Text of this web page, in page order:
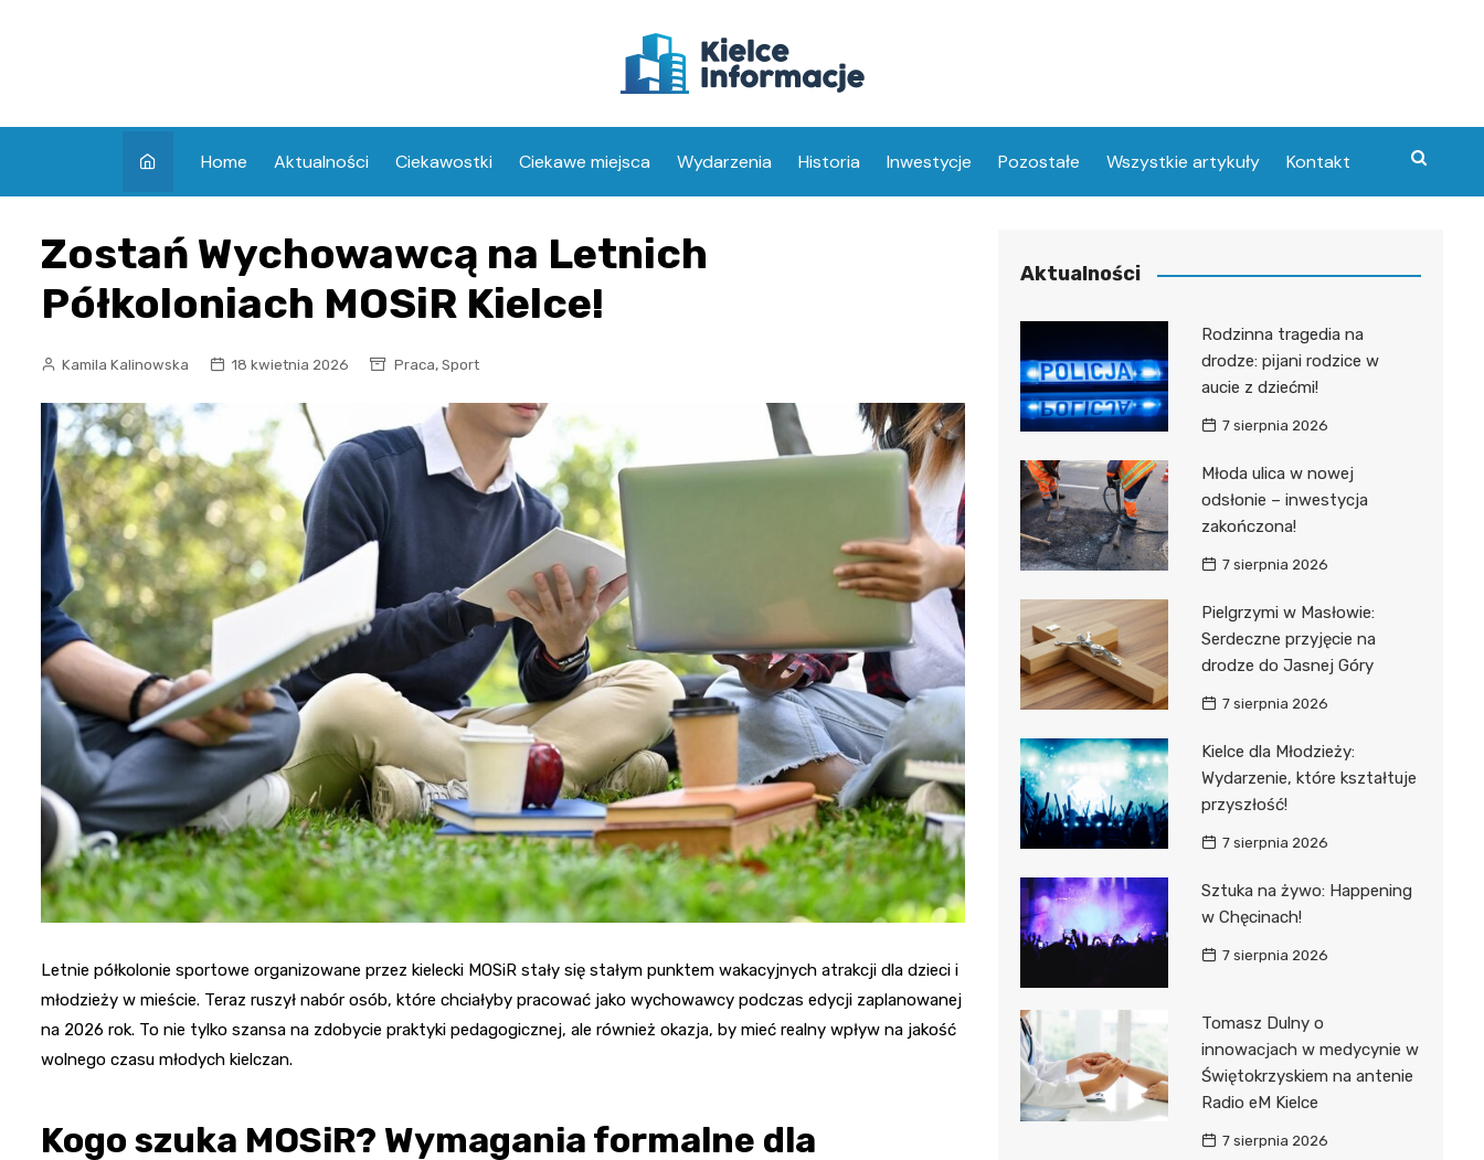
Home Aktualności Ciekawostki Ciekawe miejsca Wydarzenia Historia Inwestycje Pozostałe Wszystkie artykuły Kontakt
Zostań Wychowawcą na Letnich
Półkoloniach MOSiR Kielce!
Kamila Kalinowska 18 kwietnia 2026 Praca, Sport
Letnie półkolonie sportowe organizowane przez kielecki MOSiR stały się stałym punktem wakacyjnych atrakcji dla dzieci i
młodzieży w mieście. Teraz ruszył nabór osób, które chciałyby pracować jako wychowawcy podczas edycji zaplanowanej
na 2026 rok. To nie tylko szansa na zdobycie praktyki pedagogicznej, ale również okazja, by mieć realny wpływ na jakość
wolnego czasu młodych kielczan.
Kogo szuka MOSiR? Wymagania formalne dla
Aktualności
Rodzinna tragedia na
drodze: pijani rodzice w
aucie z dziećmi!
7 sierpnia 2026
Młoda ulica w nowej
odsłonie – inwestycja
zakończona!
7 sierpnia 2026
Pielgrzymi w Masłowie:
Serdeczne przyjęcie na
drodze do Jasnej Góry
7 sierpnia 2026
Kielce dla Młodzieży:
Wydarzenie, które kształtuje
przyszłość!
7 sierpnia 2026
Sztuka na żywo: Happening
w Chęcinach!
7 sierpnia 2026
Tomasz Dulny o
innowacjach w medycynie w
Świętokrzyskiem na antenie
Radio eM Kielce
7 sierpnia 2026